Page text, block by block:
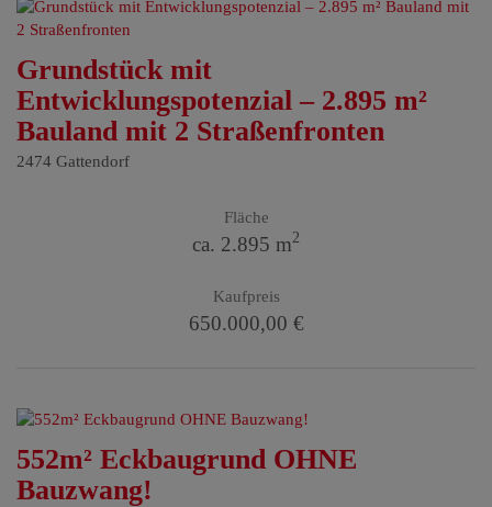
Grundstück mit
Entwicklungspotenzial – 2.895 m²
Bauland mit 2 Straßenfronten
2474 Gattendorf
Fläche
ca. 2.895 m2
Kaufpreis
650.000,00 €
552m² Eckbaugrund OHNE
Bauzwang!